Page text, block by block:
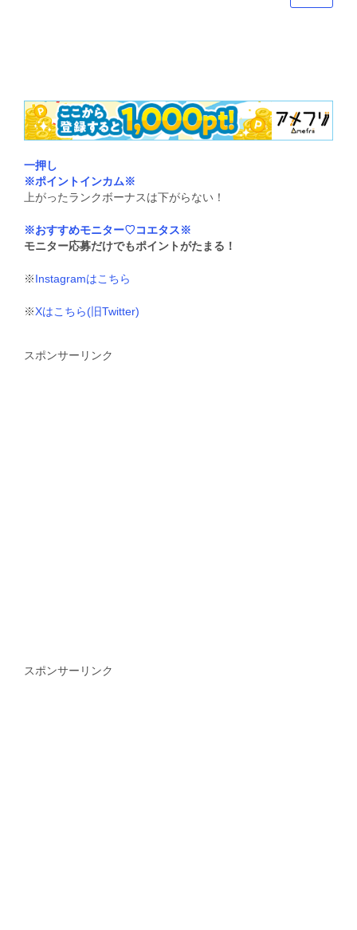
一押し
※ポイントインカム※
上がったランクボーナスは下がらない！
※おすすめモニター♡コエタス※
モニター応募だけでもポイントがたまる！
※Instagramはこちら
※Xはこちら(旧Twitter)
スポンサーリンク
スポンサーリンク